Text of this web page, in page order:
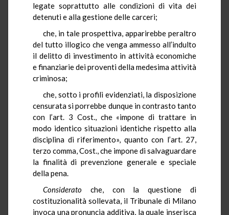
legate soprattutto alle condizioni di vita dei
detenuti e alla gestione delle carceri;
che, in tale prospettiva, apparirebbe peraltro
del tutto illogico che venga ammesso all’indulto
il delitto di investimento in attività economiche
e finanziarie dei proventi della medesima attività
criminosa;
che, sotto i profili evidenziati, la disposizione
censurata si porrebbe dunque in contrasto tanto
con l’art. 3 Cost., che «impone di trattare in
modo identico situazioni identiche rispetto alla
disciplina di riferimento», quanto con l’art. 27,
terzo comma, Cost., che impone di salvaguardare
la finalità di prevenzione generale e speciale
della pena.
Considerato che, con la questione di
costituzionalità sollevata, il Tribunale di Milano
invoca una pronuncia additiva, la quale inserisca